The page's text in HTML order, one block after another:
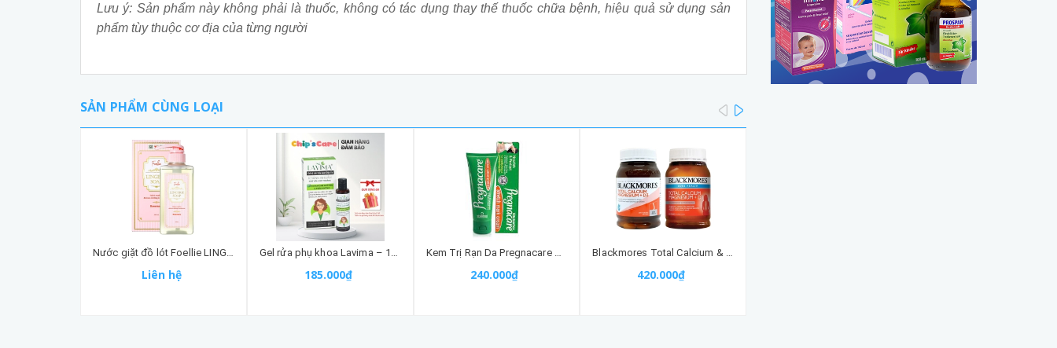
Lưu ý: Sản phẩm này không phải là thuốc, không có tác dụng thay thế thuốc chữa bệnh, hiệu quả sử dụng sản
phẩm tùy thuộc cơ địa của từng người
SẢN PHẨM CÙNG LOẠI
Liên hệ 185.000₫ 240.000₫ 420.000₫
prev